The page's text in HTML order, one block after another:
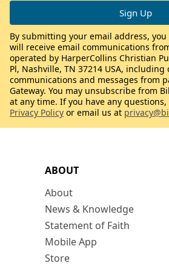
ABOUT
About
News & Knowledge
Statement of Faith
Mobile App
Store
By submitting your email address,
will receive email communications
operated by HarperCollins Christian
Pl, Nashville, TN 37214 USA, including
communications and messages from
Gateway. You may unsubscribe from
at any time. If you have any
Privacy Policy or email us at